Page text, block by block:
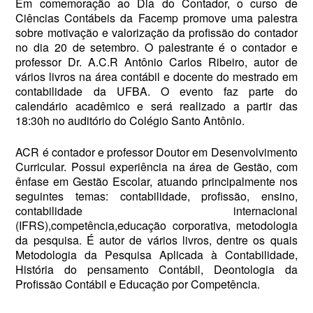
Em comemoração ao Dia do Contador, o curso de
Ciências Contábeis da Facemp promove uma palestra
sobre motivação e valorização da profissão do contador
no dia 20 de setembro. O palestrante é o contador e
professor Dr. A.C.R Antônio Carlos Ribeiro, autor de
vários livros na área contábil e docente do mestrado em
contabilidade da UFBA. O evento faz parte do
calendário acadêmico e será realizado a partir das
18:30h no auditório do Colégio Santo Antônio.
ACR é contador e professor Doutor em Desenvolvimento
Curricular. Possui experiência na área de Gestão, com
ênfase em Gestão Escolar, atuando principalmente nos
seguintes temas: contabilidade, profissão, ensino,
contabilidade internacional
(IFRS),competência,educação corporativa, metodologia
da pesquisa. É autor de vários livros, dentre os quais
Metodologia da Pesquisa Aplicada à Contabilidade,
História do pensamento Contábil, Deontologia da
Profissão Contábil e Educação por Competência.